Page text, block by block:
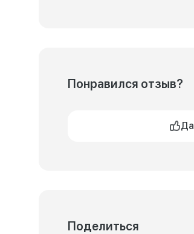
Понравился отзыв?
Да
Поделиться